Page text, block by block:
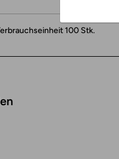
100 Stk.